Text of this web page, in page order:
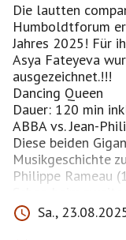
Die lautten
Humboldtforum
Jahres 2025! Für
Asya Fateyeva
ausgezeichnet.!!!
Dancing Queen
Dauer: 120 min
ABBA vs. Jean-
Diese beiden
Musikgeschichte
Philippe Rameau
Schon beim
unzählige
Eingängigkeit
Sa.,